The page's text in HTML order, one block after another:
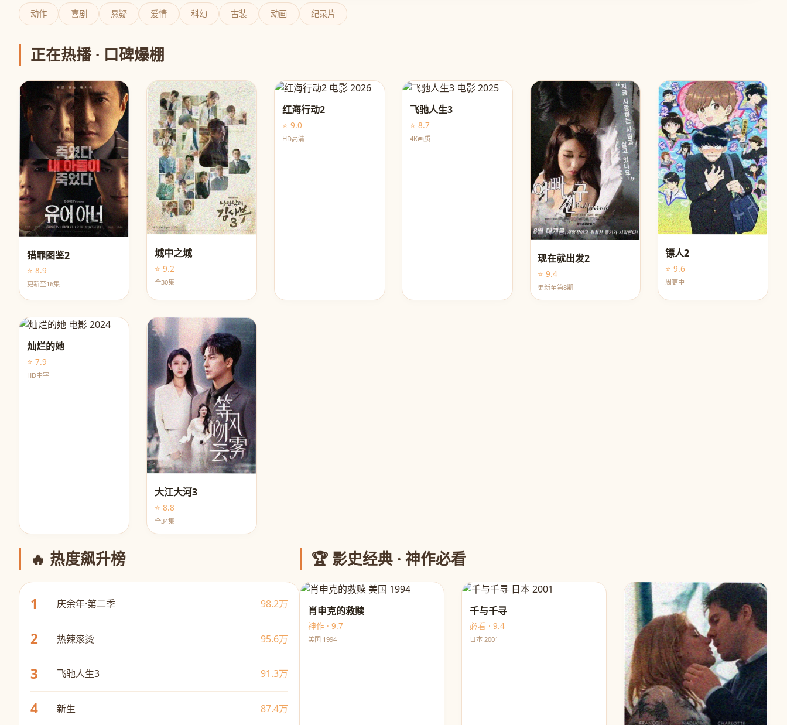
动作 喜剧 悬疑 爱情 科幻 古装 动画 纪录片
正在热播 · 口碑爆棚
猎罪图鉴2
⭐ 8.9
更新至16集
城中之城
⭐ 9.2
全30集
红海行动2
⭐ 9.0
HD高清
飞驰人生3
⭐ 8.7
4K画质
现在就出发2
⭐ 9.4
更新至第8期
镖人2
⭐ 9.6
周更中
灿烂的她
⭐ 7.9
HD中字
大江大河3
⭐ 8.8
全34集
🔥 热度飙升榜
1 庆余年·第二季 98.2万
2 热辣滚烫 95.6万
3 飞驰人生3 91.3万
4 新生 87.4万
🏆 影史经典 · 神作必看
肖申克的救赎
神作 · 9.7
美国 1994
千与千寻
必看 · 9.4
日本 2001